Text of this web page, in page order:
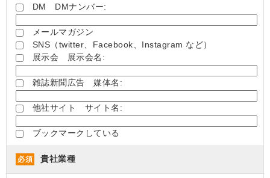
DM DMナンバー:
メールマガジン
SNS（twitter、Facebook、Instagram など）
展示会 展示会名:
雑誌新聞広告 媒体名:
他社サイト サイト名:
ブックマークしている
必須 貴社業種